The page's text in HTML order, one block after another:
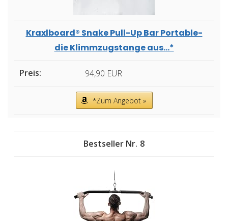
Kraxlboard® Snake Pull-Up Bar Portable-
die Klimmzugstange aus...*
94,90 EUR
*Zum Angebot »
8